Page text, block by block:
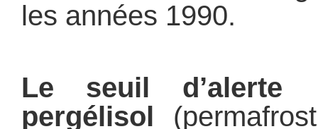
les années 1990.
Le seuil
pergélisol